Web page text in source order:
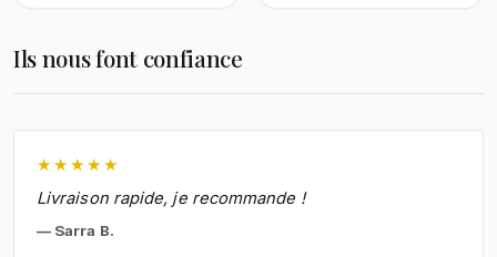
Ils nous font confiance
★ ★ ★ ★ ★
Livraison rapide, je recommande !
Sarra B.